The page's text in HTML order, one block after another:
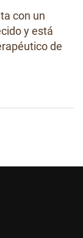
con un
y está
de